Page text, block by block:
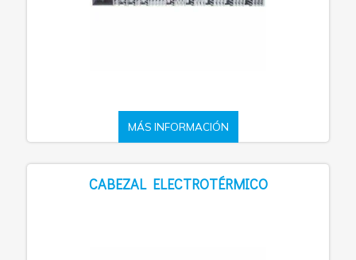
MÁS INFORMACIÓN
CABEZAL ELECTROTÉRMICO